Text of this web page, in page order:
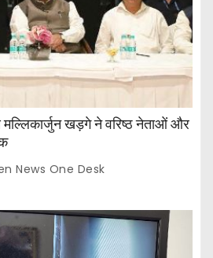
मल्लिकार्जुन खड़गे ने वरिष्ठ नेताओं और
News One Desk